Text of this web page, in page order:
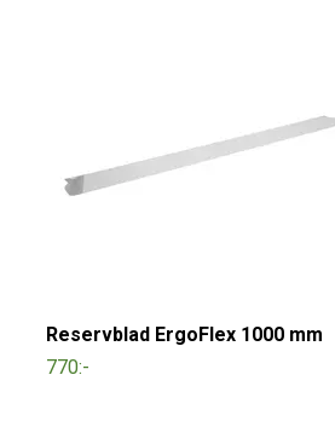
Reservblad ErgoFlex 1000 mm
770:-